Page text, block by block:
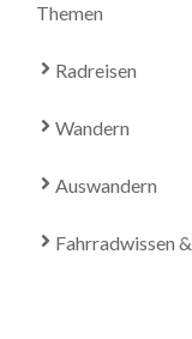
Themen
Radreisen
Wandern
Auswandern
Fahrradwissen